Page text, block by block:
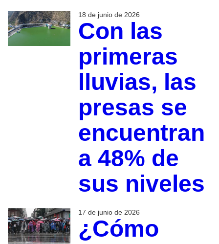
18 de junio de 2026
Con las
primeras
lluvias, las
presas se
encuentran
a 48% de
sus niveles
17 de junio de 2026
¿Cómo